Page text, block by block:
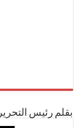
بقلم رئيس التحرير